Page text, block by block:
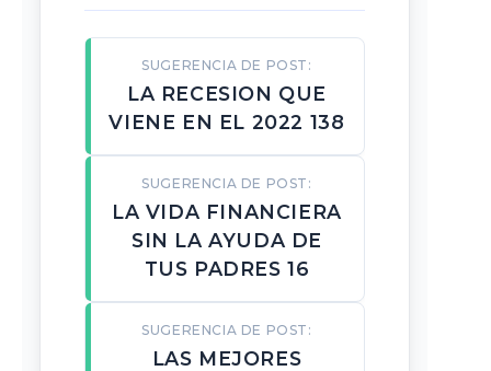
SUGERENCIA DE POST:
LA RECESION QUE
VIENE EN EL 2022 138
SUGERENCIA DE POST:
LA VIDA FINANCIERA
SIN LA AYUDA DE
TUS PADRES 16
SUGERENCIA DE POST:
LAS MEJORES